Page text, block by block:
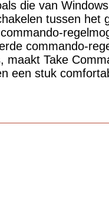
die van
tussen het
commando-
maakt Take
een stuk